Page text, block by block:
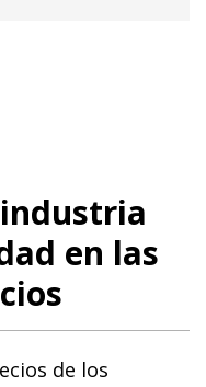
en las
de los